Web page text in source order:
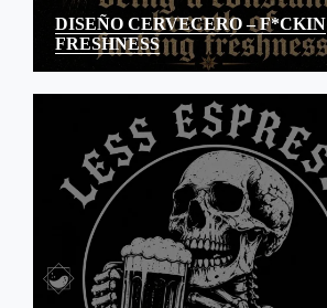
DISEÑO CERVECERO – F*CKIN
FRESHNESS